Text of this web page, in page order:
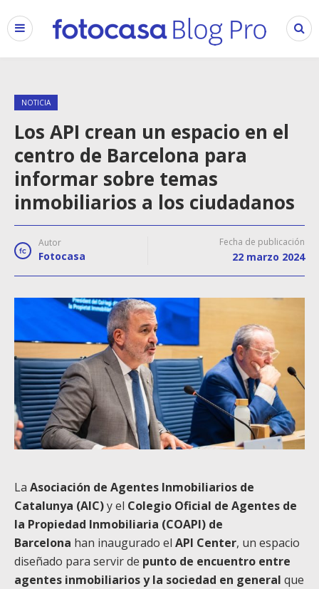
NOTICIA
Los API crean un espacio en el
centro de Barcelona para
informar sobre temas
inmobiliarios a los ciudadanos
Autor
Fotocasa
Fecha de publicación
22 marzo 2024
La Asociación de Agentes Inmobiliarios de
Catalunya (AIC)y el Colegio Oficial de Agentes de
la Propiedad Inmobiliaria (COAPI) de
Barcelona han inaugurado el API Center, un espacio
diseñado para servir de punto de encuentro entre
agentes inmobiliarios y la sociedad en general que